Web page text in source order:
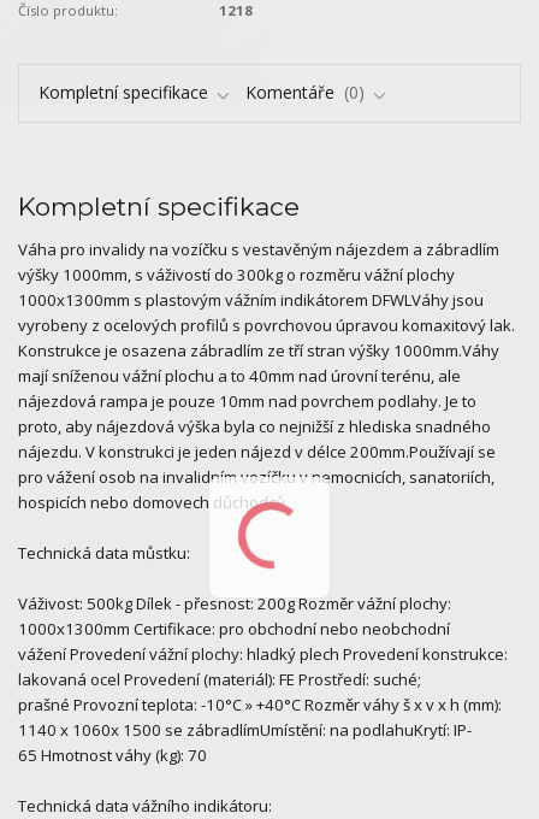
Číslo produktu: 1218
Kompletní specifikace Komentáře 0
Kompletní specifikace
Váha pro invalidy na vozíčku s vestavěným nájezdem a zábradlím
výšky 1000mm, s váživostí do 300kg o rozměru vážní plochy
1000x1300mm s plastovým vážním indikátorem DFWLVáhy jsou
vyrobeny z ocelových profilů s povrchovou úpravou komaxitový lak.
Konstrukce je osazena zábradlím ze tří stran výšky 1000mm.Váhy
mají sníženou vážní plochu a to 40mm nad úrovní terénu, ale
nájezdová rampa je pouze 10mm nad povrchem podlahy. Je to
proto, aby nájezdová výška byla co nejnižší z hlediska snadného
nájezdu. V konstrukci je jeden nájezd v délce 200mm.Používají se
pro vážení osob na invalidním vozíčku v nemocnicích, sanatoriích,
hospicích nebo domovech důchodců
Technická data můstku:
Váživost: 500kg Dílek - přesnost: 200g Rozměr vážní plochy:
1000x1300mm Certifikace: pro obchodní nebo neobchodní
vážení Provedení vážní plochy: hladký plech Provedení konstrukce:
lakovaná ocel Provedení (materiál): FE Prostředí: suché;
prašné Provozní teplota: -10°C » +40°C Rozměr váhy š x v x h (mm):
1140 x 1060x 1500 se zábradlímUmístění: na podlahuKrytí: IP-
65 Hmotnost váhy (kg): 70
Technická data vážního indikátoru: